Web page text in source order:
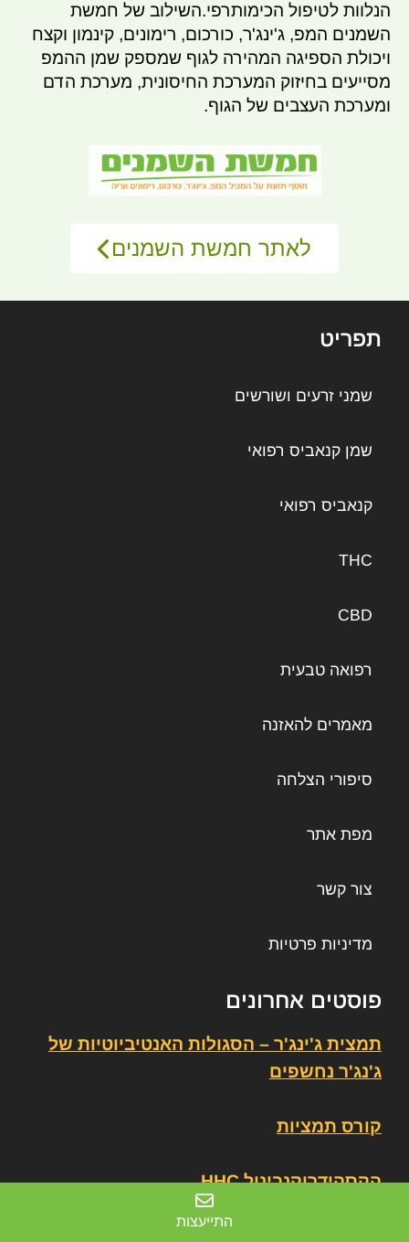
הנלוות לטיפול הכימותרפי.השילוב של חמשת
השמנים המפ, ג'ינג'ר, כורכום, רימונים, קינמון וקצח
ויכולת הספיגה המהירה לגוף שמספק שמן ההמפ
מסייעים בחיזוק המערכת החיסונית, מערכת הדם
ומערכת העצבים של הגוף.
לאתר חמשת השמנים
תפריט
שמני זרעים ושורשים
שמן קנאביס רפואי
קנאביס רפואי
THC
CBD
רפואה טבעית
מאמרים להאזנה
סיפורי הצלחה
מפת אתר
צור קשר
מדיניות פרטיות
פוסטים אחרונים
תמצית ג'ינג'ר – הסגולות האנטיביוטיות של
ג'נג'ר נחשפים
קורס תמציות
הקסהידרוקנבינול HHC
התייעצות